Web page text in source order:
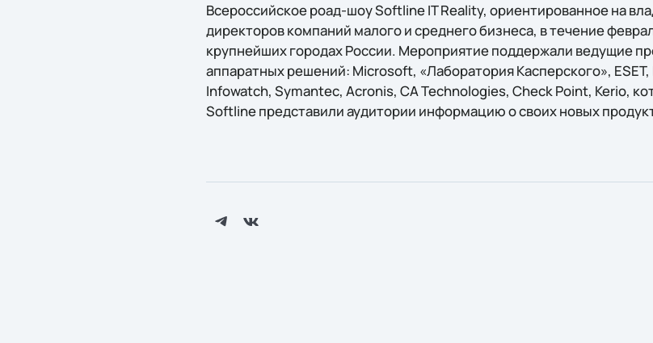
Всероссийское роад-шоу Softline IT Reality, ориентированное на
директоров компаний малого и среднего бизнеса, в течение
крупнейших городах России. Мероприятие поддержали ведущие
аппаратных решений: Microsoft, «Лаборатория Касперского», ESET,
Infowatch, Symantec, Acronis, CA Technologies, Check Point, Kerio,
Softline представили аудитории информацию о своих новых